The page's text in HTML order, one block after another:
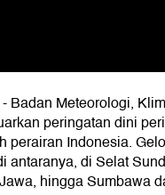
-Badan Meteorologi,
peringatan dini
perairan Indonesia.
antaranya, di Selat
hingga Sumbawa